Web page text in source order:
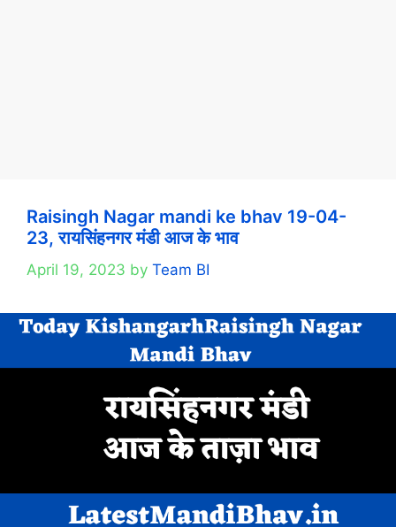
Raisingh Nagar mandi ke bhav 19-04-
23, रायसिंहनगर मंडी आज के भाव
April 19, 2023 by Team BI